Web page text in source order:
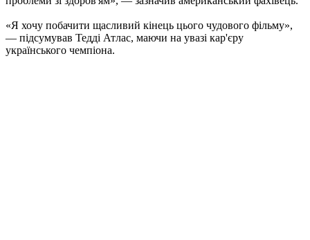
«Я хочу побачити щасливий кінець цього чудового фільму»,
— підсумував Тедді Атлас, маючи на увазі кар'єру
українського чемпіона.